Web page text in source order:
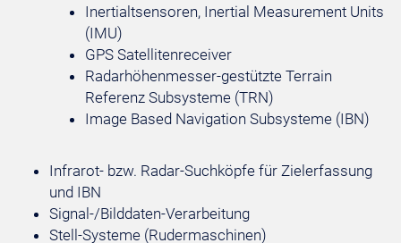
Inertialtsensoren, Inertial Measurement Units
(IMU)
GPS Satellitenreceiver
Radarhöhenmesser-gestützte Terrain
Referenz Subsysteme (TRN)
Image Based Navigation Subsysteme (IBN)
Infrarot- bzw. Radar-Suchköpfe für Zielerfassung
und IBN
Signal-/Bilddaten-Verarbeitung
Stell-Systeme (Rudermaschinen)